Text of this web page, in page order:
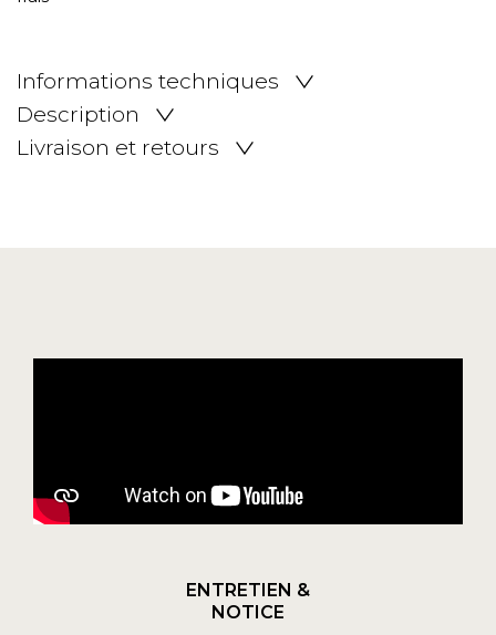
Informations techniques
Description
Livraison et retours
ENTRETIEN &
NOTICE